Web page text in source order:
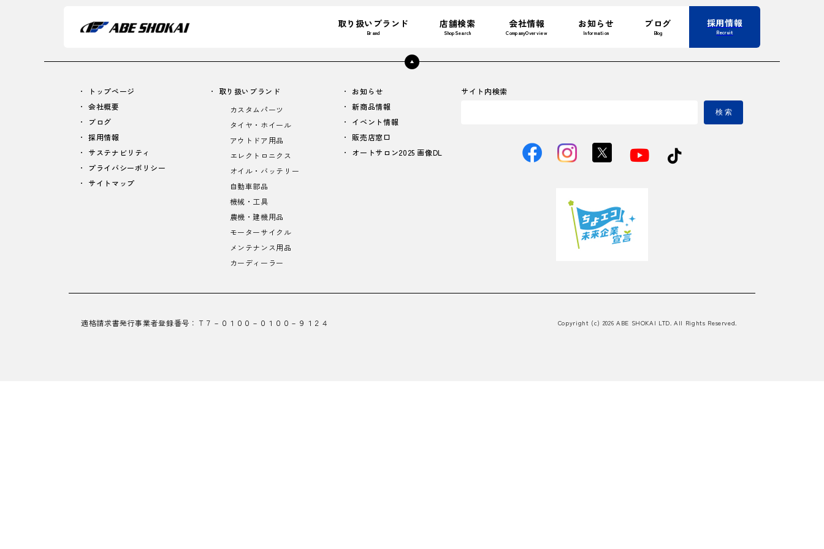
取り扱いブランド
Brand
店舗検索
ShopSearch
会社情報
CompanyOverview
お知らせ
Information
ブログ
Blog
採用情報
Recruit
トップページ
会社概要
ブログ
採用情報
サステナビリティ
プライバシーポリシー
サイトマップ
取り扱いブランド
カスタムパーツ
タイヤ・ホイール
アウトドア用品
エレクトロニクス
オイル・バッテリー
自動車部品
機械・工具
農機・建機用品
モーターサイクル
メンテナンス用品
カーディーラー
お知らせ
新商品情報
イベント情報
販売店窓口
オートサロン2025 画像DL
サイト内検索
検 索
適格請求書発行事業者登録番号： Ｔ７－０１００－０１００－９１２４ Copyright (c) 2026 ABE SHOKAI LTD. All Rights Reserved.